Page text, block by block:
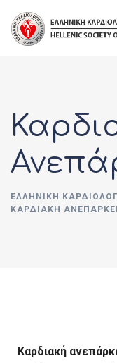
ΕΛΛΗΝΙΚΉ
ΚΑΡΔΙΑΚΉ
Καρδιακή